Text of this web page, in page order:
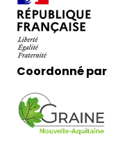
Coordonné par